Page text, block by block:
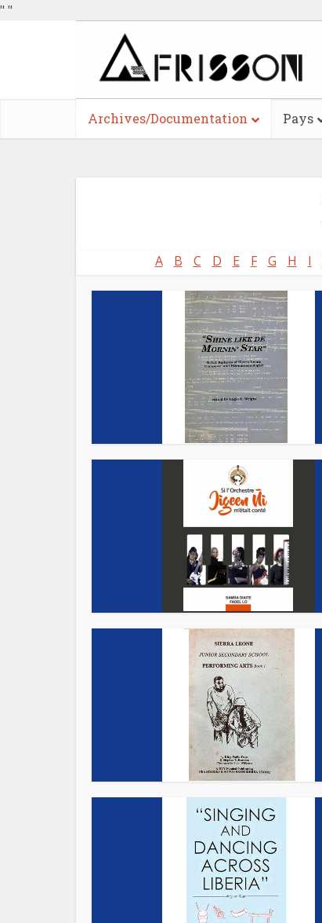
" "
Archives/Documentation Pays
A B C D E F G H I